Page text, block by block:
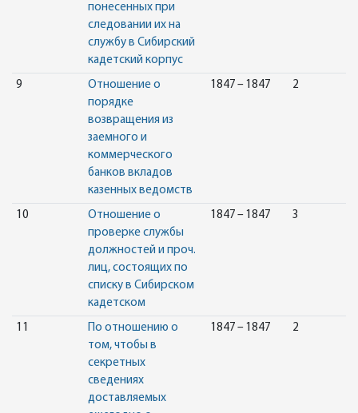
понесенных при
следовании их на
службу в Сибирский
кадетский корпус
9
Отношение о
порядке
возвращения из
заемного и
коммерческого
банков вкладов
казенных ведомств
1847 – 1847 2
10
Отношение о
проверке службы
должностей и проч.
лиц, состоящих по
списку в Сибирском
кадетском
1847 – 1847 3
11
По отношению о
том, чтобы в
секретных
сведениях
доставляемых
1847 – 1847 2